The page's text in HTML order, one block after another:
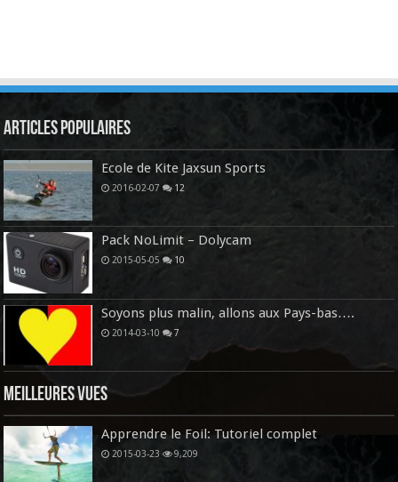
Articles Populaires
Ecole de Kite Jaxsun Sports
2016-02-07 12
Pack NoLimit – Dolycam
2015-05-05 10
Soyons plus malin, allons aux Pays-bas….
2014-03-10 7
Meilleures vues
Apprendre le Foil: Tutoriel complet
2015-03-23 9,209